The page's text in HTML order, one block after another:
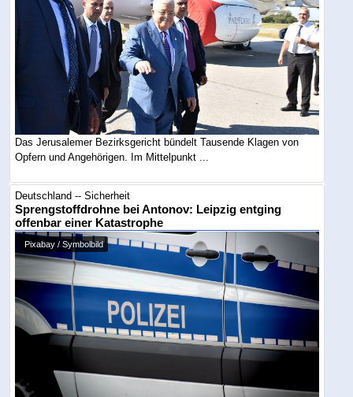
Das Jerusalemer Bezirksgericht bündelt Tausende Klagen von
Opfern und Angehörigen. Im Mittelpunkt ...
Deutschland -- Sicherheit
Sprengstoffdrohne bei Antonov: Leipzig entging
offenbar einer Katastrophe
Pixabay / Symbolbild